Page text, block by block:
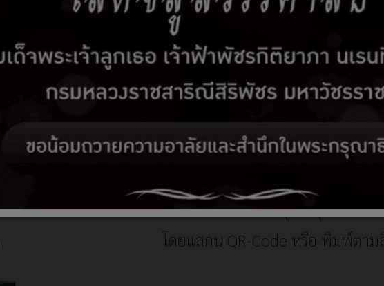
07 มีนาคม 2568
ประชาสัมพั
ขอเชิญชวนให้ผู้มีส่วนได้ส่วนเสียภายนอก บุคคล นิติ
เหมาบริการในรอบปีงบประมาณ พ.ศ. 2568 นอกจา
ใดทางหนึ่งหรือได้รับผลกระทบจากการกำหนดนโยบ
ตามภารกิจของหน่วยงาน ตอบแบบวัด EIT เพื่อวัตถุ
ช่องทางการตอบแบบวัดการรับรู้ของผู้มีส่วนได้
โดยแสกน QR-Code หรือ พิมพ์ตา